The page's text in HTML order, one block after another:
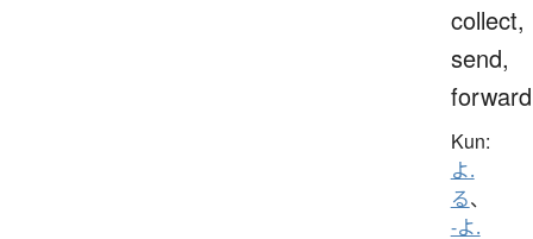
collect,
send,
forward
Kun:
よ.
る、
-よ.